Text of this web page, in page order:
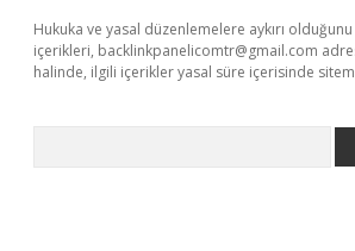
Hukuka ve yasal düzenlemelere aykırı
içerikleri, backlinkpanelicomtr@gmail.com
halinde, ilgili içerikler yasal süre içerisinde